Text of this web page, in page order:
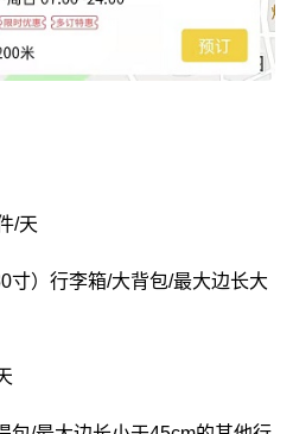
/天
）行李箱/大背包/最大边长大